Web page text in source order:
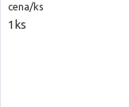
cena/ks
1ks